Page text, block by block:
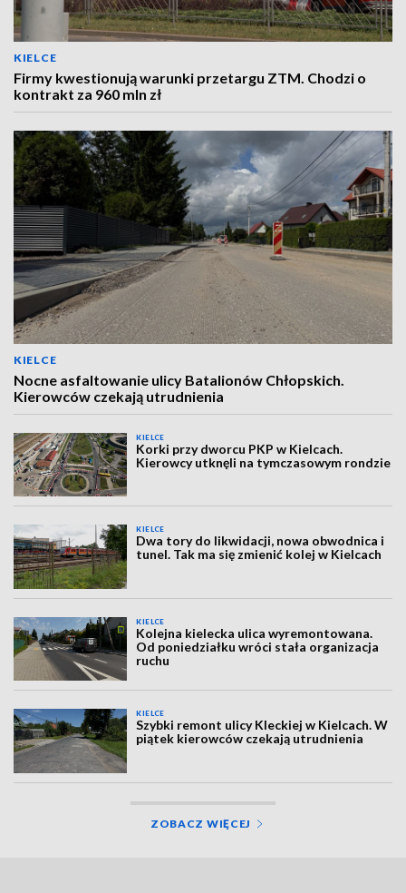
KIELCE
Firmy kwestionują warunki przetargu ZTM. Chodzi o
kontrakt za 960 mln zł
KIELCE
Nocne asfaltowanie ulicy Batalionów Chłopskich.
Kierowców czekają utrudnienia
KIELCE
Korki przy dworcu PKP w Kielcach.
Kierowcy utknęli na tymczasowym rondzie
KIELCE
Dwa tory do likwidacji, nowa obwodnica i
tunel. Tak ma się zmienić kolej w Kielcach
KIELCE
Kolejna kielecka ulica wyremontowana.
Od poniedziałku wróci stała organizacja
ruchu
KIELCE
Szybki remont ulicy Kleckiej w Kielcach. W
piątek kierowców czekają utrudnienia
ZOBACZ WIĘCEJ